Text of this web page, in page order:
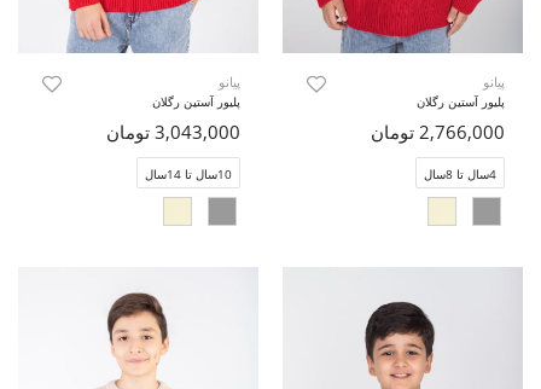
پیانو
پلیور آستین رگلان
2,766,000 تومان
4سال تا 8سال
پیانو
پلیور آستین رگلان
3,043,000 تومان
10سال تا 14سال